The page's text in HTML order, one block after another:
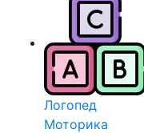
Логопед
Моторика